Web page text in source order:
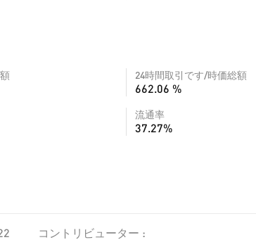
24時間取引です/時価総額
662.06 %
流通率
37.27%
コントリビューター :